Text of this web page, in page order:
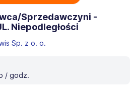
Sprzedawczyni -
Niepodległości
Sp. z o. o.
/ godz.